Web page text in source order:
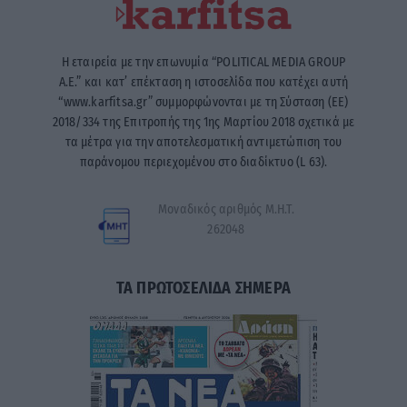
Η εταιρεία με την επωνυμία “POLITICAL MEDIA GROUP
A.E.” και κατ’ επέκταση η ιστοσελίδα που κατέχει αυτή
“www.karfitsa.gr” συμμορφώνονται με τη Σύσταση (ΕΕ)
2018/334 της Επιτροπής της 1ης Μαρτίου 2018 σχετικά με
τα μέτρα για την αποτελεσματική αντιμετώπιση του
παράνομου περιεχομένου στο διαδίκτυο (L 63).
Μοναδικός αριθμός Μ.Η.Τ.
262048
ΤΑ ΠΡΩΤΟΣΕΛΙΔΑ ΣΗΜΕΡΑ